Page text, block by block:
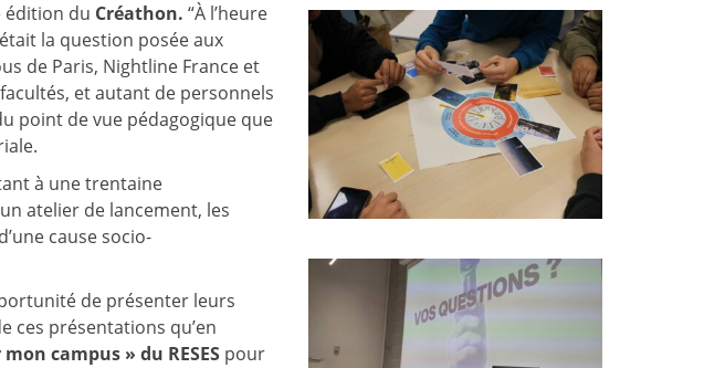
édition du Créathon. “À l’heure
la question posée aux
de Paris, Nightline France et
et autant de personnels
point de vue pédagogique que
à une trentaine
atelier de lancement, les
cause socio-
de présenter leurs
ces présentations qu’en
campus » du RESES pour